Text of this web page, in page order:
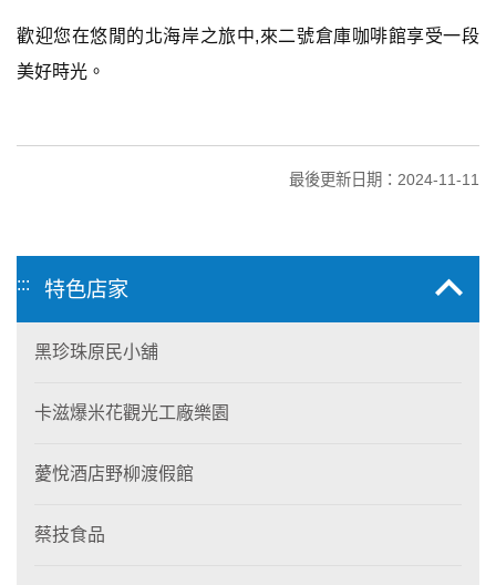
歡迎您在悠閒的北海岸之旅中,來二號倉庫咖啡館享受一段
美好時光。
最後更新日期：2024-11-11
::: 特色店家
黑珍珠原民小舖
卡滋爆米花觀光工廠樂園
薆悅酒店野柳渡假館
蔡技食品